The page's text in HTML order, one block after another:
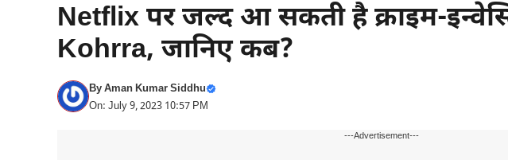
Netflix पर जल्द आ सकती है क्राइम-
Kohrra, जानिए कब?
ByAman Kumar Siddhu
On: July 9, 2023 10:57 PM
---Advertisement---